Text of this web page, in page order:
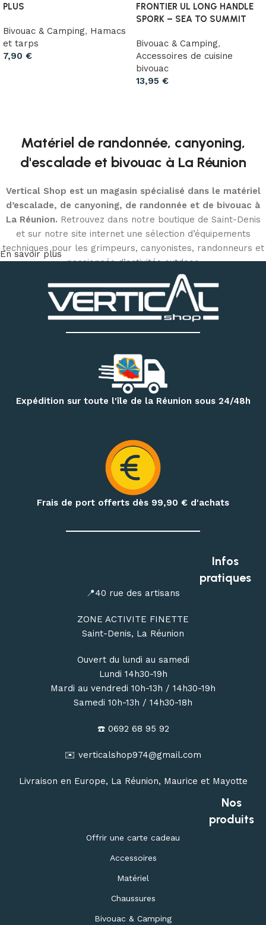
PLUS
Bivouac & Camping, Hamacs
et tarps
7,90 €
FRONTIER UL LONG HANDLE
SPORK – SEA TO SUMMIT
Bivouac & Camping,
Accessoires de cuisine
bivouac
13,95 €
Matériel de randonnée, canyoning,
d'escalade et bivouac à La Réunion
Vertical Shop est un magasin spécialisé dans le matériel
d’escalade, de canyoning, de randonnée et de bivouac à
La Réunion. Retrouvez dans notre boutique de Saint-Denis
et sur notre site internet une sélection d’équipements
techniques pour les grimpeurs, canyonistes, randonneurs et
passionnés d’activités outdoor.
Découvrez notre matériel d’escalade et de canyoning
chaussons d’escalade, baudriers, cordes, mousquetons,
descendeurs, systèmes d’assurage, casques, sacs
techniques et accessoires. Notre magasin dispose
modèles de chaussons selon votre pratique et la forme de
votre pied.
Pour vos randonnées à Mafate, Cilaos, Salazie, au volcan ou
d’hydratation et produits de nutrition outdoor
Préparez également vos treks et nuits en pleine nature
avec notre matériel de bivouac :réchauds, cartouches de
gaz à visser, popotes, couverts, hamacs, moustiquaires,
livraison de votre matériel d’escalade, de canyoning, de
randonnée et de bivouac partout à La Réunion.
En savoir plus
Expédition sur toute l'île de la Réunion sous 24/48h
Frais de port offerts dès 99,90 € d'achats
Infos
pratiques
📍40 rue des artisans
ZONE ACTIVITE FINETTE
Saint-Denis, La Réunion
Ouvert du lundi au samedi
Lundi 14h30-19h
Mardi au vendredi 10h-13h / 14h30-19h
Samedi 10h-13h / 14h30-18h
☎️ 0692 68 95 92
✉️ verticalshop974@gmail.com
Livraison en Europe, La Réunion, Maurice et Mayotte
Nos
produits
Offrir une carte cadeau
Accessoires
Matériel
Chaussures
Bivouac & Camping